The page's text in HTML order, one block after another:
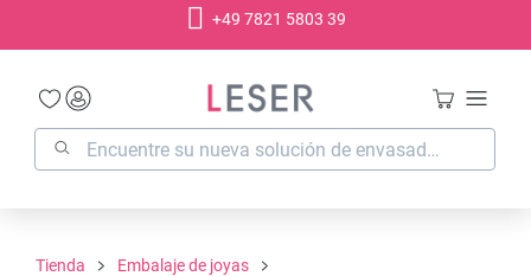
+49 7821 5803 39
Tienda
Embalaje de joyas